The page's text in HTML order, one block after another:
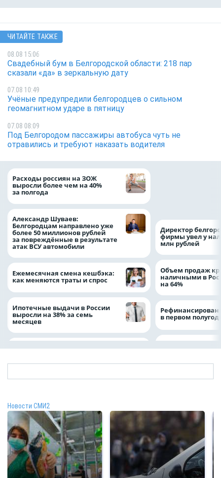
ЧИТАЙТЕ ТАКЖЕ
08.08 15:06
Свадебный бум в Белгородской области: 218 пар
сказали «да» в зеркальную дату
07.08 10:49
Учёные предупредили белгородцев о сильном
геомагнитном ударе в пятницу
07.08 08:09
Под Белгородом пассажиры автобуса чуть не
отравились и требуют наказать водителя
Расходы россиян на ЗОЖ
выросли более чем на 40%
за полгода
Александр Шуваев:
Белгородцам направлено уже
более 50 миллионов рублей
за повреждённые в результате
атак ВСУ автомобили
Ежемесячная смена кешбэка:
как меняются траты и спрос
Ипотечные выдачи в России
выросли на 38% за семь
месяцев
Директор
фирмы увел у
млн рублей
Объем продаж
наличными в
на 64%
в первом
Новости СМИ2